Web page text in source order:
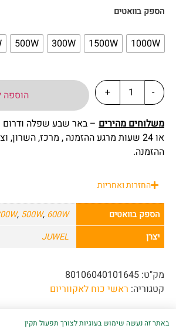
הספק בוואטים
1000W
1500W
300W
500W
-
+
הוספה
משלוחים מהירים – באר שבע שפלה ודרום
ההזמנה.
החזרות ואחריות
הספק בוואטים , 500W, 600W
יצרן
JUWEL
מק"ט: 80106040101645
קטגוריה: ראשי כוח לאקווריום
באתר זה נעשה שימוש בעוגיות לצורך תפעול תקין